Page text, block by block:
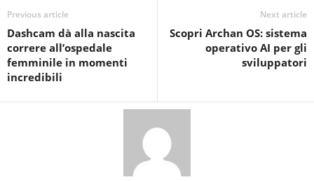
Previous article
Dashcam dà alla nascita
correre all’ospedale
femminile in momenti
incredibili
Next article
Scopri Archan OS: sistema
operativo AI per gli
sviluppatori